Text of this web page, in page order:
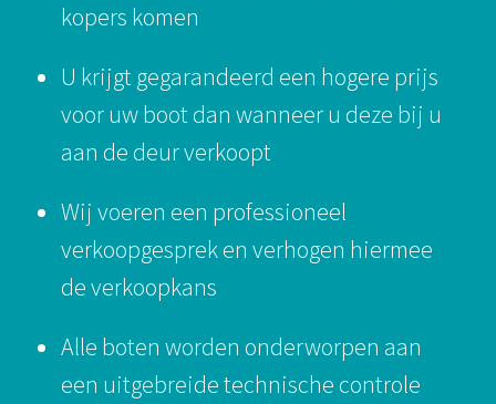
kopers komen
U krijgt gegarandeerd een hogere prijs
voor uw boot dan wanneer u deze bij u
aan de deur verkoopt
Wij voeren een professioneel
verkoopgesprek en verhogen hiermee
de verkoopkans
Alle boten worden onderworpen aan
een uitgebreide technische controle